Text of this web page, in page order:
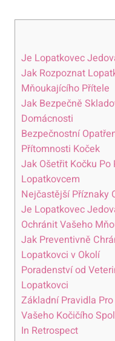
Je Lopatkovec
Jak Rozpoznat
Mňoukajícího Přítele
Jak Bezpečně
Domácnosti
Bezpečnostní
Přítomnosti Koček
Jak Ošetřit Kočku Po
Lopatkovcem
Nejčastější Příznaky
Je Lopatkovec
Ochránit Vašeho
Jak Preventivně
Lopatkovci v Okolí
Poradenství od
Lopatkovci
Základní Pravidla
Vašeho Kočičího
In Retrospect